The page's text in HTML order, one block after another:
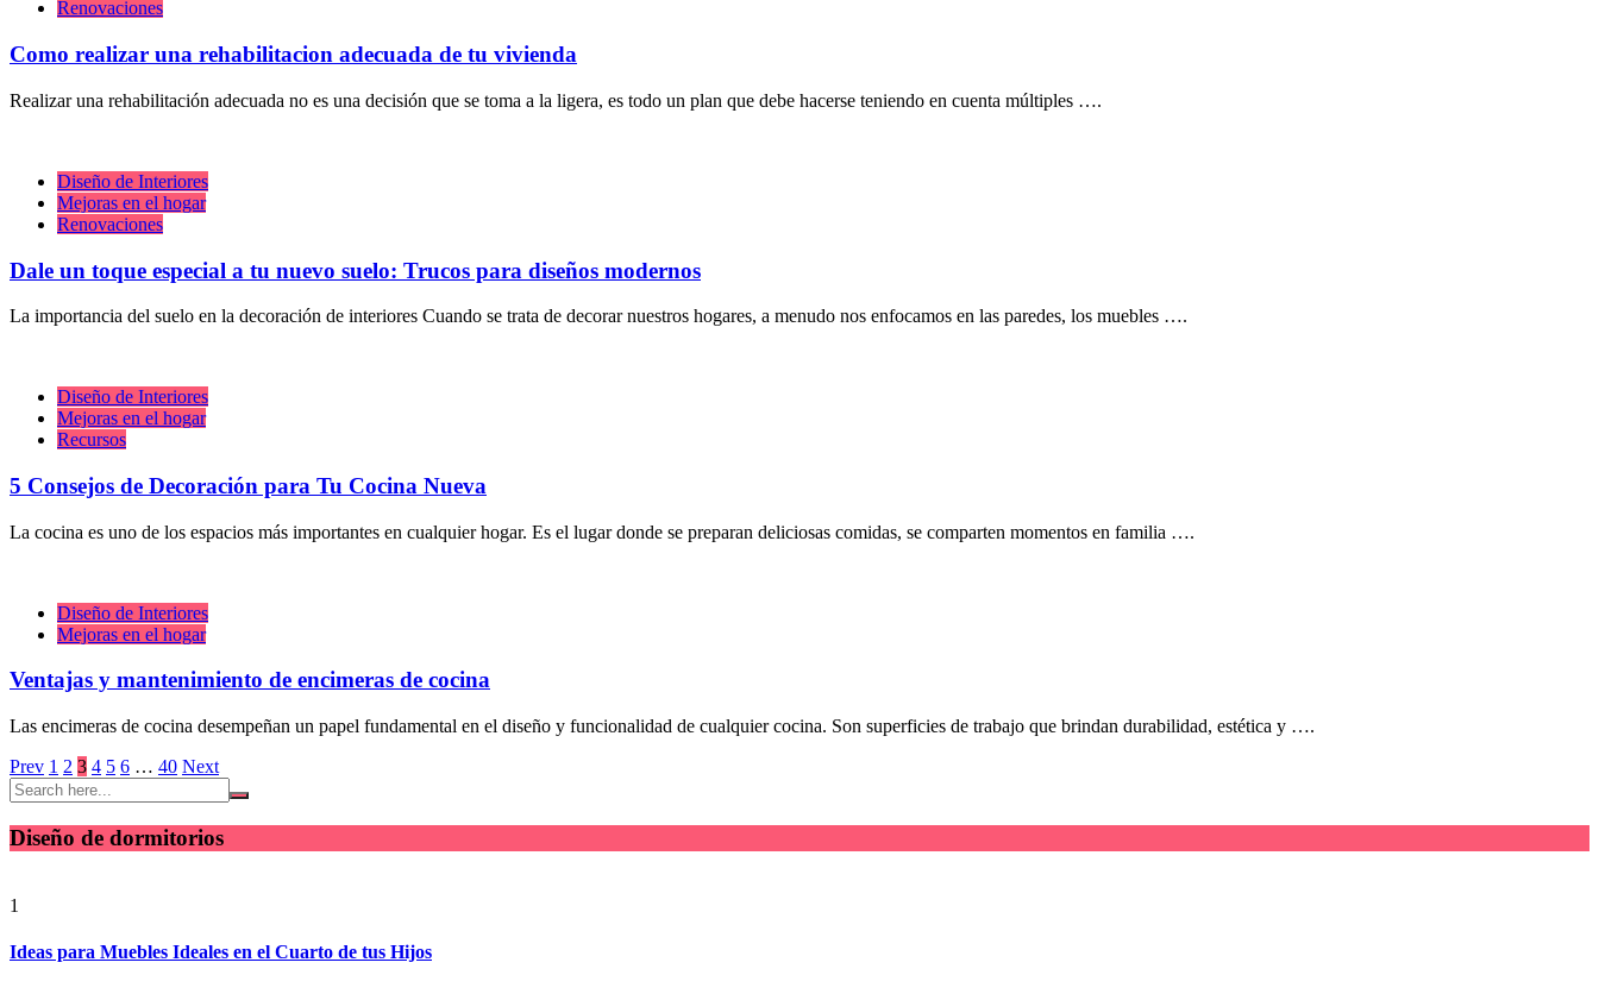
Renovaciones
Como realizar una rehabilitacion adecuada de tu vivienda
Realizar una rehabilitación adecuada no es una decisión que se toma a la ligera, es todo un plan que debe hacerse teniendo en cuenta múltiples ….
Diseño de Interiores
Mejoras en el hogar
Renovaciones
Dale un toque especial a tu nuevo suelo: Trucos para diseños modernos
La importancia del suelo en la decoración de interiores Cuando se trata de decorar nuestros hogares, a menudo nos enfocamos en las paredes, los muebles ….
Diseño de Interiores
Mejoras en el hogar
Recursos
5 Consejos de Decoración para Tu Cocina Nueva
La cocina es uno de los espacios más importantes en cualquier hogar. Es el lugar donde se preparan deliciosas comidas, se comparten momentos en familia ….
Diseño de Interiores
Mejoras en el hogar
Ventajas y mantenimiento de encimeras de cocina
Las encimeras de cocina desempeñan un papel fundamental en el diseño y funcionalidad de cualquier cocina. Son superficies de trabajo que brindan durabilidad, estética y ….
Paginación
de
entradas
Prev 1 2 3 4 5 6 … 40 Next
Diseño de dormitorios
1
Ideas para Muebles Ideales en el Cuarto de tus Hijos